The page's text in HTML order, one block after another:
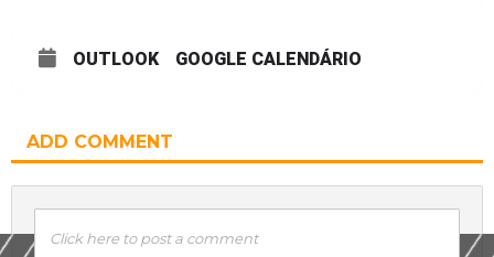
OUTLOOK GOOGLE CALENDÁRIO
ADD COMMENT
Click here to post a comment